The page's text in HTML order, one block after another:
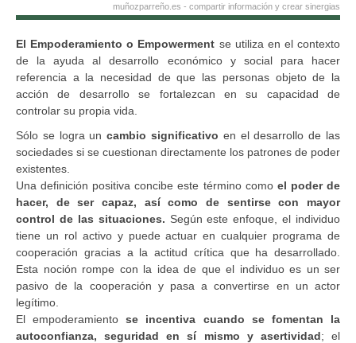
muñozparreño.es - compartir información y crear sinergias
El Empoderamiento o Empowerment se utiliza en el contexto
de la ayuda al desarrollo económico y social para hacer
referencia a la necesidad de que las personas objeto de la
acción de desarrollo se fortalezcan en su capacidad de
controlar su propia vida.
Sólo se logra uncambio significativo en el desarrollo de las
sociedades si se cuestionan directamente los patrones de poder
existentes.
Una definición positiva concibe este término como el poder de
hacer, de ser capaz, así como de sentirse con mayor
control de las situaciones. Según este enfoque, el individuo
tiene un rol activo y puede actuar en cualquier programa de
cooperación gracias a la actitud crítica que ha desarrollado.
Esta noción rompe con la idea de que el individuo es un ser
pasivo de la cooperación y pasa a convertirse en un actor
legítimo.
El empoderamientose incentiva cuando se fomentan la
autoconfianza, seguridad en sí mismo y asertividad; el